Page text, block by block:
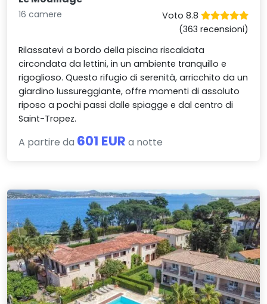
16 camere
Voto 8.8
(363 recensioni)
Rilassatevi a bordo della piscina riscaldata
circondata da lettini, in un ambiente tranquillo e
rigoglioso. Questo rifugio di serenità, arricchito da un
giardino lussureggiante, offre momenti di assoluto
riposo a pochi passi dalle spiagge e dal centro di
Saint-Tropez.
A partire da 601 EUR a notte